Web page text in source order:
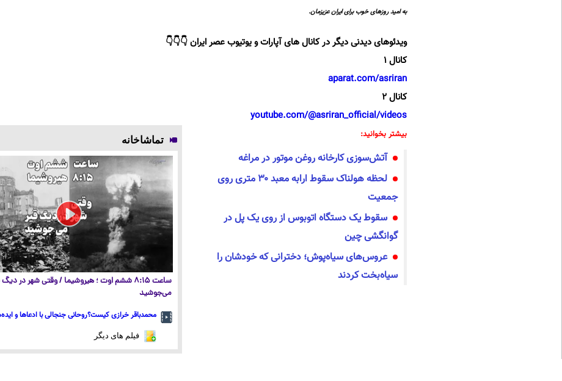
به امید روزهای خوب برای ایران عزیزمان.
ویدئوهای دیدنی دیگر در کانال های آپارات و یوتیوب عصر ایران 👇👇👇
کانال 1
aparat.com/asriran
کانال 2
youtube.com/@asriran_official/videos
بیشتر بخوانید:
آتش‌سوزی کارخانه روغن موتور در مراغه
لحظه هولناک سقوط ارابه معبد ۳۰ متری روی
جمعیت
سقوط یک دستگاه اتوبوس از روی یک پل در
گوانگشی چین
عروس‌های سیاه‌پوش؛ دخترانی که خودشان را
سیاه‌بخت کردند
تماشاخانه
ساعت ۸:۱۵ ششم اوت ؛ هیروشیما / وقتی شهر در دیگ
می‌جوشید
محمدباقر خرازی کیست؟روحانی جنجالی با ادعاها و
فیلم های دیگر